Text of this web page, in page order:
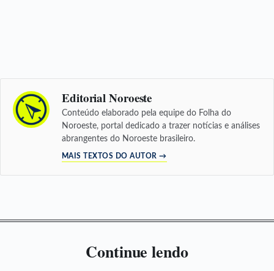
Editorial Noroeste
Conteúdo elaborado pela equipe do Folha do
Noroeste, portal dedicado a trazer notícias e análises
abrangentes do Noroeste brasileiro.
MAIS TEXTOS DO AUTOR →
Continue lendo